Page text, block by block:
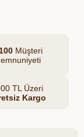
Müşteri
TL Üzeri
Kargo